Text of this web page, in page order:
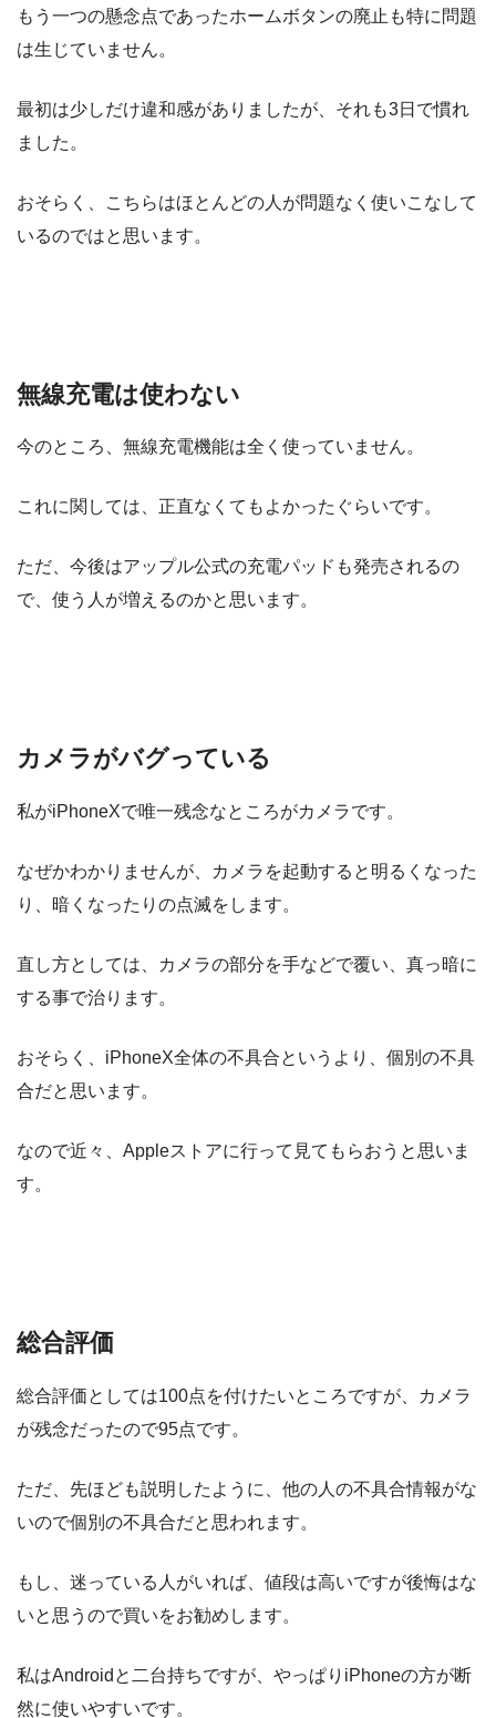
もう一つの懸念点であったホームボタンの廃止も特に問題
は生じていません。
最初は少しだけ違和感がありましたが、それも3日で慣れ
ました。
おそらく、こちらはほとんどの人が問題なく使いこなして
いるのではと思います。
無線充電は使わない
今のところ、無線充電機能は全く使っていません。
これに関しては、正直なくてもよかったぐらいです。
ただ、今後はアップル公式の充電パッドも発売されるの
で、使う人が増えるのかと思います。
カメラがバグっている
私がiPhoneXで唯一残念なところがカメラです。
なぜかわかりませんが、カメラを起動すると明るくなった
り、暗くなったりの点滅をします。
直し方としては、カメラの部分を手などで覆い、真っ暗に
する事で治ります。
おそらく、iPhoneX全体の不具合というより、個別の不具
合だと思います。
なので近々、Appleストアに行って見てもらおうと思いま
す。
総合評価
総合評価としては100点を付けたいところですが、カメラ
が残念だったので95点です。
ただ、先ほども説明したように、他の人の不具合情報がな
いので個別の不具合だと思われます。
もし、迷っている人がいれば、値段は高いですが後悔はな
いと思うので買いをお勧めします。
私はAndroidと二台持ちですが、やっぱりiPhoneの方が断
然に使いやすいです。